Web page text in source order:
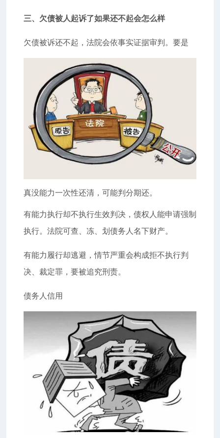
三、欠债被人起诉了如果还不起会怎么样
欠债被诉还不起，法院会依事实证据审判。要是
真没能力一次性还清，可能判分期还。
有能力执行却不执行生效判决，债权人能申请强制
执行。法院可查、冻、划债务人名下财产。
有能力履行却逃避，情节严重会构成拒不执行判
决、裁定罪，要被追究刑责。
债务人信用